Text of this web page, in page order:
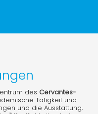
des Cervantes-
Tätigkeit und
und die Ausstattung,